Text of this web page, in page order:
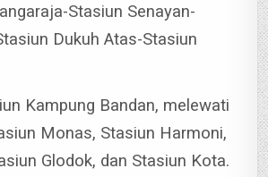
Stasiun Senayan-
Dukuh Atas-Stasiun
Kampung Bandan, melewati
Monas, Stasiun Harmoni,
Glodok, dan Stasiun Kota.